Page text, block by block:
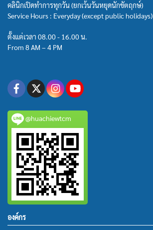
คลินิกเปิดทำการทุกวัน (ยกเว้นวันหยุดนักขัตฤกษ์)
Service Hours : Everyday (except public holidays)
ตั้งแต่เวลา 08.00 - 16.00 น.
From 8 AM – 4 PM
@huachiewtcm
องค์กร